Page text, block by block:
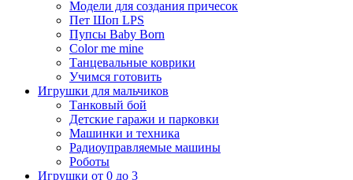
Модели для создания причесок
Пет Шоп LPS
Пупсы Baby Born
Сolor me mine
Танцевальные коврики
Учимся готовить
Игрушки для мальчиков
Танковый бой
Детские гаражи и парковки
Машинки и техника
Радиоуправляемые машины
Роботы
Игрушки от 0 до 3